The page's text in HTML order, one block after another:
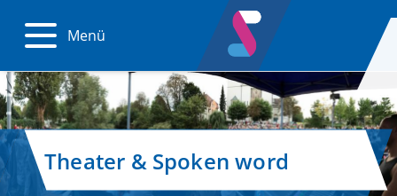
Menü
Theater & Spoken word